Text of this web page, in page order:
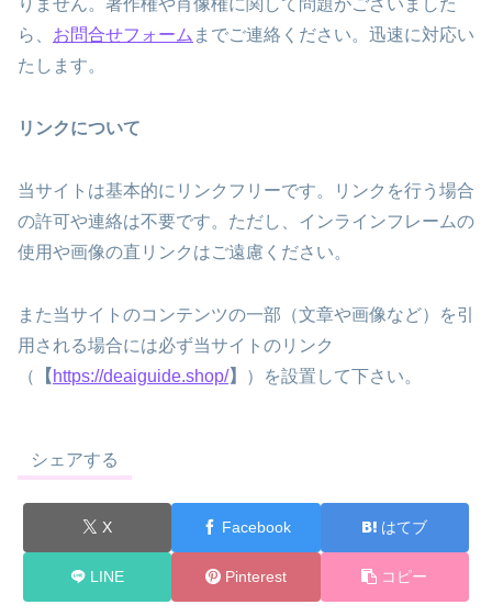
りません。著作権や肖像権に関して問題がございました
ら、 お問合せフォーム までご連絡ください。迅速に対応い
たします。
リンクについて
当サイトは基本的にリンクフリーです。リンクを行う場合
の許可や連絡は不要です。ただし、インラインフレームの
使用や画像の直リンクはご遠慮ください。
また当サイトのコンテンツの一部（文章や画像など）を引
用される場合には必ず当サイトのリンク
（
【 https://deaiguide.shop/】 ）を設置して下さい。
シェアする
X Facebook はてブ
LINE Pinterest コピー